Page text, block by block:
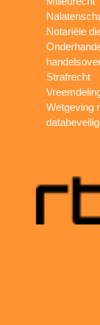
Notariële
Strafrecht
Wetgeving